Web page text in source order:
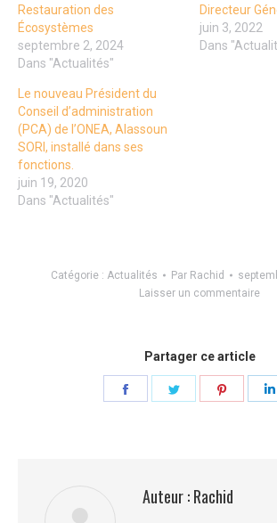
Restauration des
Écosystèmes
septembre 2, 2024
Dans "Actualités"
Directeur
juin 3, 2022
Dans
Le nouveau Président du
Conseil d’administration
(PCA) de l’ONEA, Alassoun
SORI, installé dans ses
fonctions.
juin 19, 2020
Dans "Actualités"
Catégorie : Actualités Par Rachid
Laisser un commentaire
Partager ce article
Partager Partager Partager
Auteur :Rachid